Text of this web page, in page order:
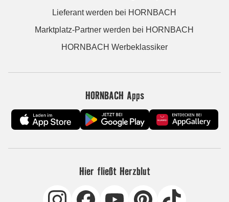
Lieferant werden bei HORNBACH
Marktplatz-Partner werden bei HORNBACH
HORNBACH Werbeklassiker
HORNBACH Apps
Hier fließt Herzblut